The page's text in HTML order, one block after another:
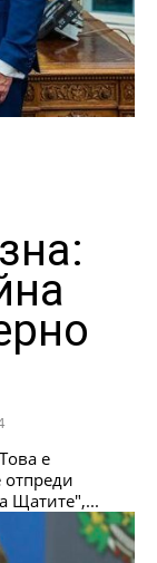
е
Щатите",...